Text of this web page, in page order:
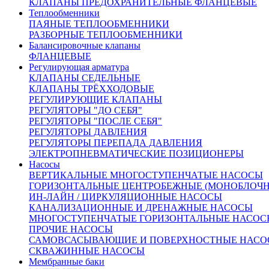
Теплообменники
ПАЯНЫЕ ТЕПЛООБМЕННИКИ
РАЗБОРНЫЕ ТЕПЛООБМЕННИКИ
Балансировочные клапаны
ФЛАНЦЕВЫЕ
Регулирующая арматура
КЛАПАНЫ СЕДЕЛЬНЫЕ
КЛАПАНЫ ТРЁХХОДОВЫЕ
РЕГУЛИРУЮЩИЕ КЛАПАНЫ
РЕГУЛЯТОРЫ "ДО СЕБЯ"
РЕГУЛЯТОРЫ "ПОСЛЕ СЕБЯ"
РЕГУЛЯТОРЫ ДАВЛЕНИЯ
РЕГУЛЯТОРЫ ПЕРЕПАДА ДАВЛЕНИЯ
ЭЛЕКТРОПНЕВМАТИЧЕСКИЕ ПОЗИЦИОНЕРЫ
Насосы
ВЕРТИКАЛЬНЫЕ МНОГОСТУПЕНЧАТЫЕ НАСОСЫ
ГОРИЗОНТАЛЬНЫЕ ЦЕНТРОБЕЖНЫЕ
ИН-ЛАЙН / ЦИРКУЛЯЦИОННЫЕ НАСОСЫ
КАНАЛИЗАЦИОННЫЕ И ДРЕНАЖНЫЕ НАСОСЫ
МНОГОСТУПЕНЧАТЫЕ ГОРИЗОНТАЛЬНЫЕ
ПРОЧИЕ НАСОСЫ
САМОВСАСЫВАЮЩИЕ И ПОВЕРХНОСТНЫЕ
СКВАЖИННЫЕ НАСОСЫ
Мембранные баки
От 246 732 руб.
(цена с НДС)
Запросить счёт Купить в 1 клик
Другие диаметры:
48683.00Ду2048824.00Ду2551494.00
65851.00Ду5072339.00Ду65
Ду100137663.00Ду125209392.00Ду150246732.00
319348.00Ду250491314.00Ду300640956.00
Характеристики
Доставка и оплата:
Похожие товары:
Описание
Рабочая среда:Вода, воздух, пар, аммиак,
природный газ влажный, нефтепродукты